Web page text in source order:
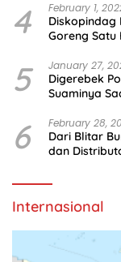
4 February 1,
Diskopindag
Goreng
5 January 27,
Digerebek
Suaminya
6 February 28,
Dari Blitar
dan
Internasional